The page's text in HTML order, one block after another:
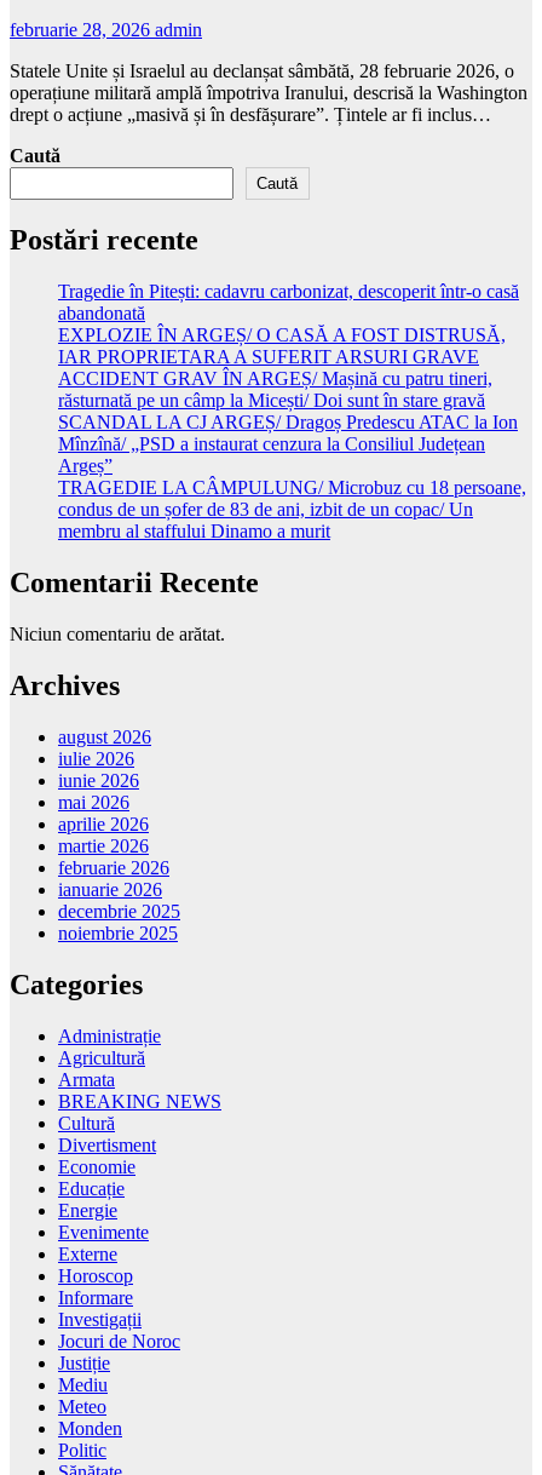
februarie 28, 2026 admin
Statele Unite și Israelul au declanșat sâmbătă, 28 februarie 2026, o
operațiune militară amplă împotriva Iranului, descrisă la Washington
drept o acțiune „masivă și în desfășurare”. Țintele ar fi inclus…
Caută
Caută
Postări recente
Tragedie în Pitești: cadavru carbonizat, descoperit într-o casă
abandonată
EXPLOZIE ÎN ARGEȘ/ O CASĂ A FOST DISTRUSĂ,
IAR PROPRIETARA A SUFERIT ARSURI GRAVE
ACCIDENT GRAV ÎN ARGEȘ/ Mașină cu patru tineri,
răsturnată pe un câmp la Micești/ Doi sunt în stare gravă
SCANDAL LA CJ ARGEȘ/ Dragoș Predescu ATAC la Ion
Mînzînă/ „PSD a instaurat cenzura la Consiliul Județean
Argeș”
TRAGEDIE LA CÂMPULUNG/ Microbuz cu 18 persoane,
condus de un șofer de 83 de ani, izbit de un copac/ Un
membru al staffului Dinamo a murit
Comentarii Recente
Niciun comentariu de arătat.
Archives
august 2026
iulie 2026
iunie 2026
mai 2026
aprilie 2026
martie 2026
februarie 2026
ianuarie 2026
decembrie 2025
noiembrie 2025
Categories
Administrație
Agricultură
Armata
BREAKING NEWS
Cultură
Divertisment
Economie
Educație
Energie
Evenimente
Externe
Horoscop
Informare
Investigații
Jocuri de Noroc
Justiție
Mediu
Meteo
Monden
Politic